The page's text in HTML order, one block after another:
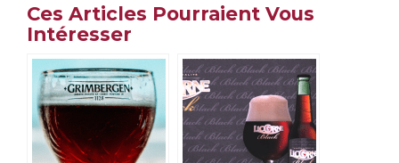
Ces Articles Pourraient Vous
Intéresser